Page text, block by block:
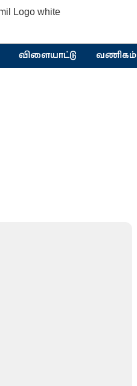
விளையாட்டு வணிகம்